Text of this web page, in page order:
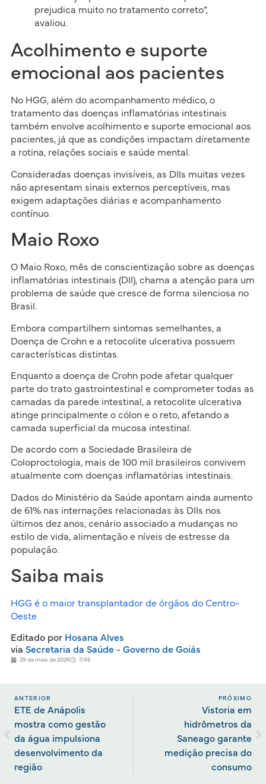
prejudica muito no tratamento correto”,
avaliou.
Acolhimento e suporte
emocional aos pacientes
No HGG, além do acompanhamento médico, o
tratamento das doenças inflamatórias intestinais
também envolve acolhimento e suporte emocional aos
pacientes, já que as condições impactam diretamente
a rotina, relações sociais e saúde mental.
Consideradas doenças invisíveis, as DIIs muitas vezes
não apresentam sinais externos perceptíveis, mas
exigem adaptações diárias e acompanhamento
contínuo.
Maio Roxo
O Maio Roxo, mês de conscientização sobre as doenças
inflamatórias intestinais (DII), chama a atenção para um
problema de saúde que cresce de forma silenciosa no
Brasil.
Embora compartilhem sintomas semelhantes, a
Doença de Crohn e a retocolite ulcerativa possuem
características distintas.
Enquanto a doença de Crohn pode afetar qualquer
parte do trato gastrointestinal e comprometer todas as
camadas da parede intestinal, a retocolite ulcerativa
atinge principalmente o cólon e o reto, afetando a
camada superficial da mucosa intestinal.
De acordo com a Sociedade Brasileira de
Coloproctologia, mais de 100 mil brasileiros convivem
atualmente com doenças inflamatórias intestinais.
Dados do Ministério da Saúde apontam ainda aumento
de 61% nas internações relacionadas às DIIs nos
últimos dez anos, cenário associado a mudanças no
estilo de vida, alimentação e níveis de estresse da
população.
Saiba mais
HGG é o maior transplantador de órgãos do Centro-
Oeste
Editado porHosana Alves
via Secretaria da Saúde - Governo de Goiás
29 de maio de 2026 11:46
ANTERIOR
ETE de Anápolis
mostra como gestão
da água impulsiona
desenvolvimento da
região
PRÓXIMO
Vistoria em
hidrômetros da
Saneago garante
medição precisa do
consumo